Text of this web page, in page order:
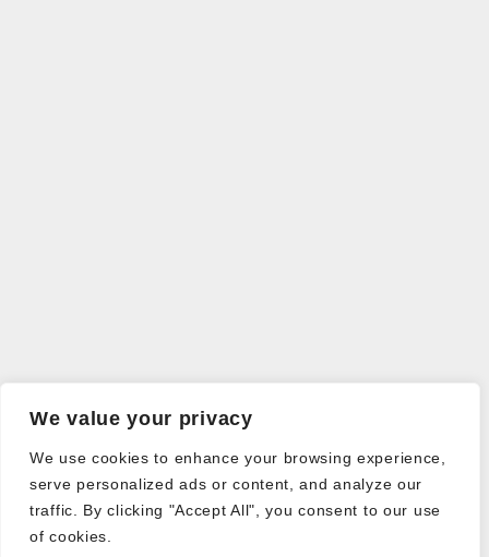
We value your privacy
We use cookies to enhance your browsing experience,
serve personalized ads or content, and analyze our
traffic. By clicking "Accept All", you consent to our use
of cookies.